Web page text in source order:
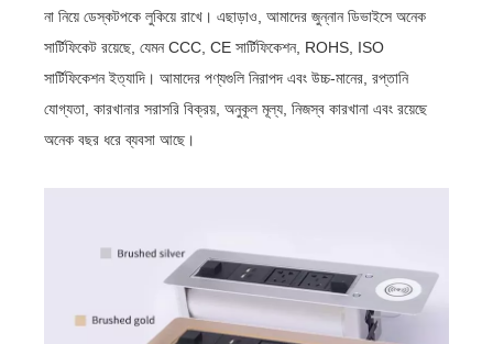
না নিয়ে ডেস্কটপকে লুকিয়ে রাখে। এছাড়াও, আমাদের জুন্নান ডিভাইসে অনেক
সার্টিফিকেট রয়েছে, যেমন CCC, CE সার্টিফিকেশন, ROHS, ISO
সার্টিফিকেশন ইত্যাদি। আমাদের পণ্যগুলি নিরাপদ এবং উচ্চ-মানের, রপ্তানি
যোগ্যতা, কারখানার সরাসরি বিক্রয়, অনুকূল মূল্য, নিজস্ব কারখানা এবং রয়েছে
অনেক বছর ধরে ব্যবসা আছে।